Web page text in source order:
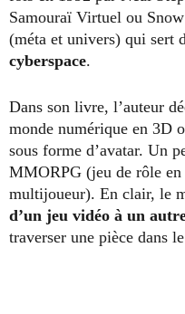
Samouraï Virtuel ou
(méta et univers) qui sert
cyberspace.
Dans son livre, l’auteur
monde numérique en 3D
sous forme d’avatar. Un
MMORPG (jeu de rôle
multijoueur). En clair, le
d’un jeu vidéo à un
traverser une pièce dans